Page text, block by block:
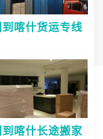
到喀什货运专线
到喀什长途搬家